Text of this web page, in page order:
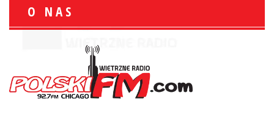
O NAS